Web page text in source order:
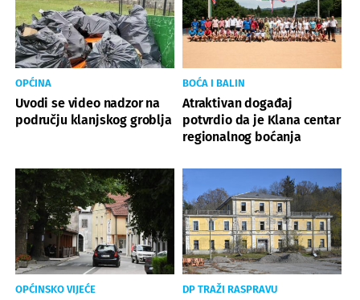
OPĆINA
Uvodi se video nadzor na
području klanjskog groblja
BOĆA I BALIN
Atraktivan događaj
potvrdio da je Klana centar
regionalnog boćanja
OPĆINSKO VIJEĆE DP TRAŽI RASPRAVU